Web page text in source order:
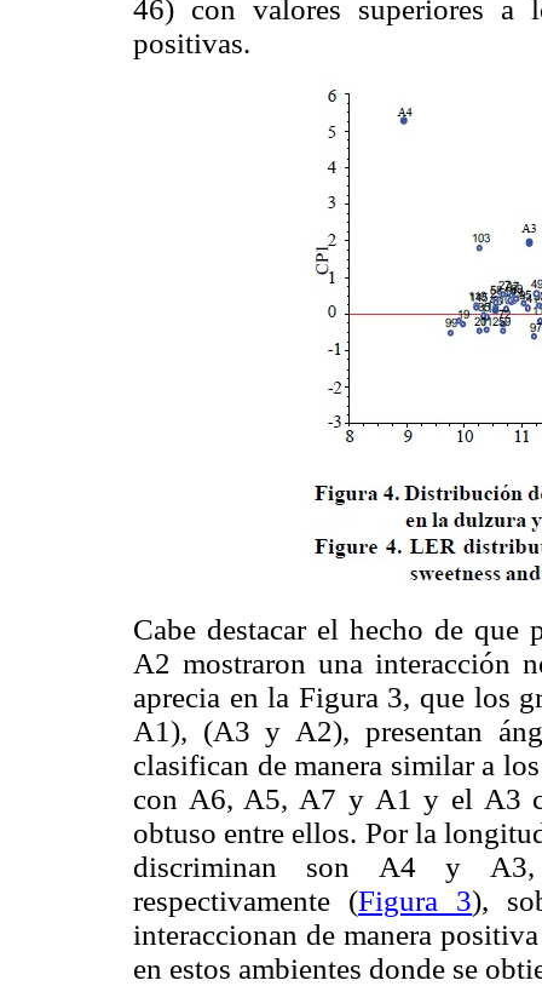
46) con valores superiores a
positivas.
Cabe destacar el hecho de
A2 mostraron una interacción
aprecia en la Figura 3, que los
A1), (A3 y A2), presentan
clasifican de manera similar a
con A6, A5, A7 y A1 y el A3
obtuso entre ellos. Por la
discriminan son A4 y A3,
respectivamente (Figura 3),
interaccionan de manera
en estos ambientes donde se